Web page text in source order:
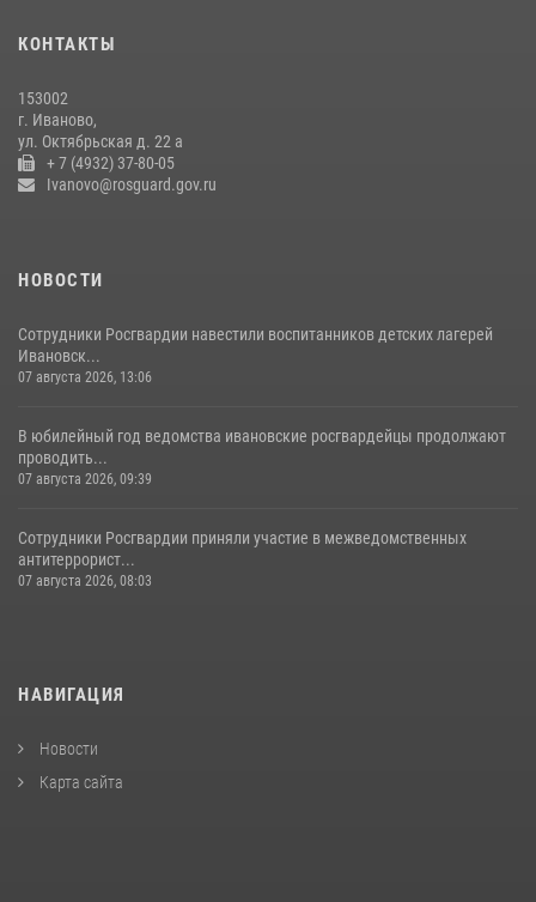
Сотрудники вневедомственной охраны Росгвардии провели
16 июля 2026, 08:32
КОНТАКТЫ
153002
г. Иваново,
ул. Октябрьская д. 22 а
+ 7 (4932) 37-80-05
Ivanovo@rosguard.gov.ru
НОВОСТИ
Сотрудники Росгвардии навестили воспитанников детских лагерей
Ивановск...
07 августа 2026, 13:06
В юбилейный год ведомства ивановские росгвардейцы продолжают
проводить...
07 августа 2026, 09:39
Сотрудники Росгвардии приняли участие в межведомственных
антитеррорист...
07 августа 2026, 08:03
НАВИГАЦИЯ
Новости
Карта сайта